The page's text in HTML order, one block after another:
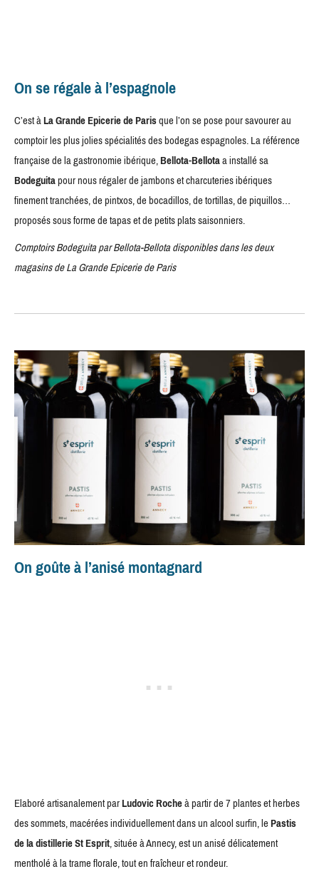
On se régale à l’espagnole
C’est àLa Grande Epicerie de Parisque l’on se pose pour savourer au
comptoir les plus jolies spécialités des bodegas espagnoles. La référence
française de la gastronomie ibérique,Bellota-Bellotaa installé sa
Bodeguitapour nous régaler de jambons et charcuteries ibériques
finement tranchées, de pintxos, de bocadillos, de tortillas, de piquillos…
proposés sous forme de tapas et de petits plats saisonniers.
Comptoirs Bodeguita par Bellota-Bellota disponibles dans les deux
magasins de La Grande Epicerie de Paris
On goûte à l’anisé montagnard
Elaboré artisanalement parLudovic Rocheà partir de 7 plantes et herbes
des sommets, macérées individuellement dans un alcool surfin, lePastis
de la distillerie St Esprit, située à Annecy, est un anisé délicatement
mentholé à la trame florale, tout en fraîcheur et rondeur.